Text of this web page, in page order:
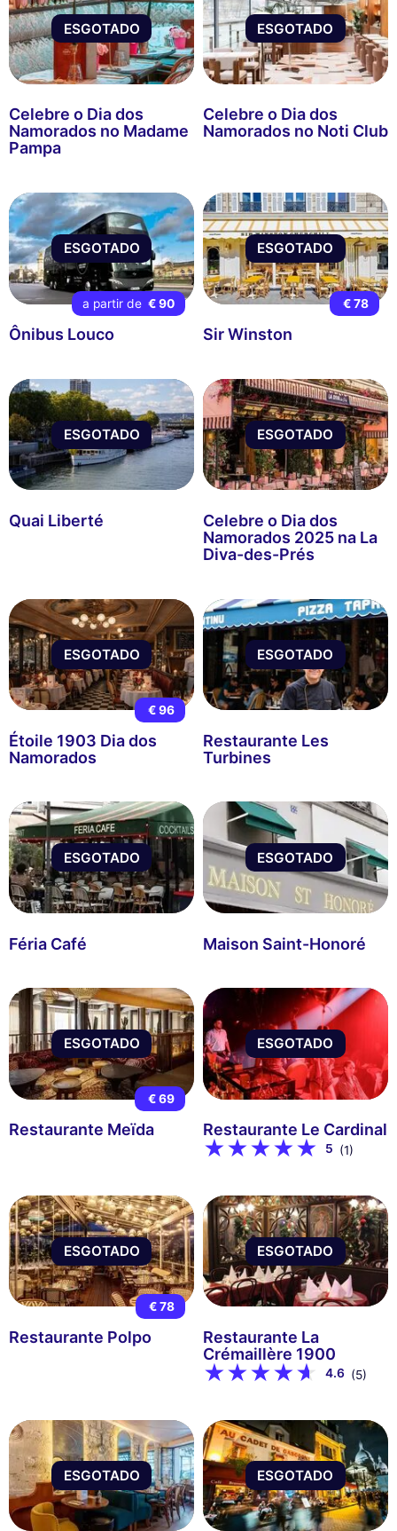
ESGOTADO
Celebre o Dia dos
Namorados no Madame
Pampa
ESGOTADO
Celebre o Dia dos
Namorados no Noti Club
ESGOTADO
a partir de € 90
Ônibus Louco
ESGOTADO
€ 78
Sir Winston
ESGOTADO
Quai Liberté
ESGOTADO
Celebre o Dia dos
Namorados 2025 na La
Diva-des-Prés
ESGOTADO
€ 96
Étoile 1903 Dia dos
Namorados
ESGOTADO
Restaurante Les
Turbines
ESGOTADO
Féria Café
ESGOTADO
Maison Saint-Honoré
ESGOTADO
€ 69
Restaurante Meïda
ESGOTADO
Restaurante Le Cardinal
5 (1)
ESGOTADO
€ 78
Restaurante Polpo
ESGOTADO
Restaurante La
Crémaillère 1900
4.6 (5)
ESGOTADO ESGOTADO